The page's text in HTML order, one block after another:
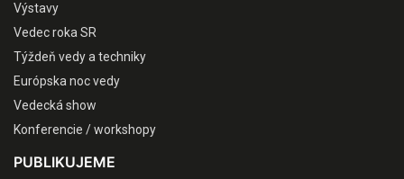
Výstavy
Vedec roka SR
Týždeň vedy a techniky
Európska noc vedy
Vedecká show
Konferencie / workshopy
PUBLIKUJEME